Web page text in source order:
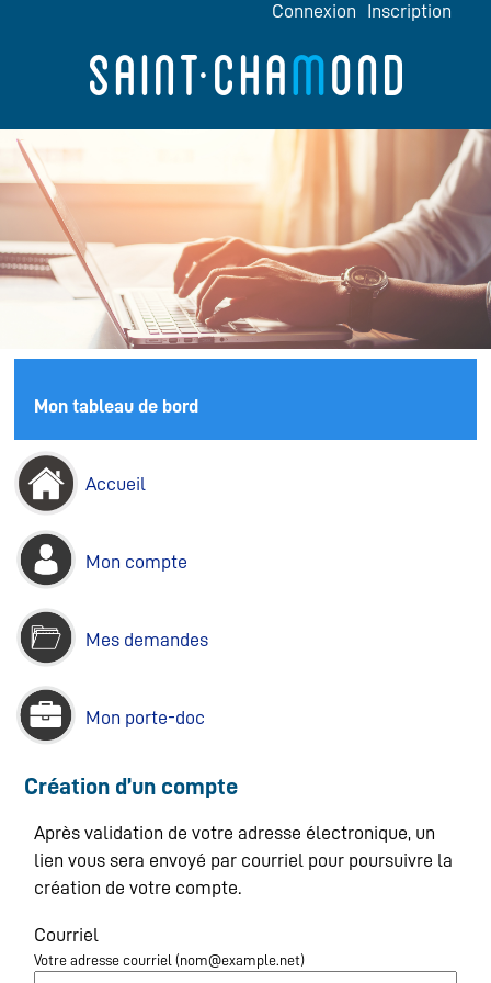
Connexion Inscription
Mon tableau de bord
Accueil
Mon compte
Mes demandes
Mon porte-doc
Création d’un compte
Après validation de votre adresse électronique, un
lien vous sera envoyé par courriel pour poursuivre la
création de votre compte.
Courriel
Votre adresse courriel (nom@example.net)